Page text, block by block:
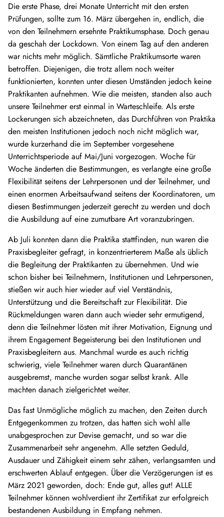
Die erste Phase, drei Monate Unterricht mit den ersten
Prüfungen, sollte zum 16. März übergehen in, endlich, die
von den Teilnehmern ersehnte Praktikumsphase. Doch genau
da geschah der Lockdown. Von einem Tag auf den anderen
war nichts mehr möglich. Sämtliche Praktikumsorte waren
betroffen. Diejenigen, die trotz allem noch weiter
funktionierten, konnten unter diesen Umständen jedoch keine
Praktikanten aufnehmen. Wie die meisten, standen also auch
unsere Teilnehmer erst einmal in Warteschleife. Als erste
Lockerungen sich abzeichneten, das Durchführen von Praktika
den meisten Institutionen jedoch noch nicht möglich war,
wurde kurzerhand die im September vorgesehene
Unterrichtsperiode auf Mai/Juni vorgezogen. Woche für
Woche änderten die Bestimmungen, es verlangte eine große
Flexibilität seitens der Lehrpersonen und der Teilnehmer, und
einen enormen Arbeitsaufwand seitens der Koordinatoren, um
diesen Bestimmungen jederzeit gerecht zu werden und doch
die Ausbildung auf eine zumutbare Art voranzubringen.
Ab Juli konnten dann die Praktika stattfinden, nun waren die
Praxisbegleiter gefragt, in konzentrierterem Maße als üblich
die Begleitung der Praktikanten zu übernehmen. Und wie
schon bisher bei Teilnehmern, Institutionen und Lehrpersonen,
stießen wir auch hier wieder auf viel Verständnis,
Unterstützung und die Bereitschaft zur Flexibilität. Die
Rückmeldungen waren dann auch wieder sehr ermutigend,
denn die Teilnehmer lösten mit ihrer Motivation, Eignung und
ihrem Engagement Begeisterung bei den Institutionen und
Praxisbegleitern aus. Manchmal wurde es auch richtig
schwierig, viele Teilnehmer waren durch Quarantänen
ausgebremst, manche wurden sogar selbst krank. Alle
machten danach zielgerichtet weiter.
Das fast Unmögliche möglich zu machen, den Zeiten durch
Entgegenkommen zu trotzen, das hatten sich wohl alle
unabgesprochen zur Devise gemacht, und so war die
Zusammenarbeit sehr angenehm. Alle setzten Geduld,
Ausdauer und Zähigkeit einem sehr zähen, verlangsamten und
erschwerten Ablauf entgegen. Über die Verzögerungen ist es
März 2021 geworden, doch: Ende gut, alles gut! ALLE
Teilnehmer können wohlverdient ihr Zertifikat zur erfolgreich
bestandenen Ausbildung in Empfang nehmen.